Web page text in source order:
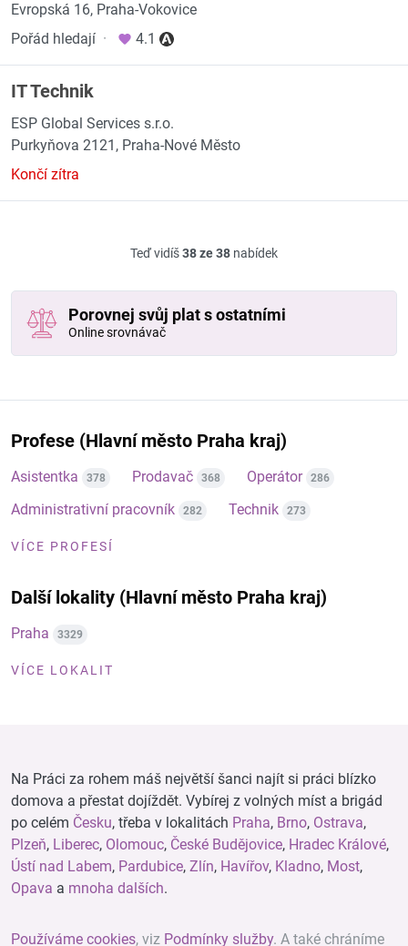
Evropská 16, Praha-Vokovice
Pořád hledají · 4.1
IT Technik
ESP Global Services s.r.o.
Purkyňova 2121, Praha-Nové Město
Končí zítra
Teď vidíš38 ze 38 nabídek
Porovnej svůj plat s ostatními
Online srovnávač
Profese (Hlavní město Praha kraj)
Asistentka 378 Prodavač 368 Operátor 286
Administrativní pracovník 282 Technik 273
VÍCE PROFESÍ
Další lokality (Hlavní město Praha kraj)
Praha 3329
VÍCE LOKALIT
Na Práci za rohem máš největší šanci najít si práci blízko
domova a přestat dojíždět. Vybírej z volných míst a brigád
po celém Česku, třeba v lokalitách Praha, Brno, Ostrava,
Plzeň, Liberec, Olomouc, České Budějovice, Hradec Králové,
Ústí nad Labem, Pardubice, Zlín, Havířov, Kladno, Most,
Opava a mnoha dalších.
Používáme cookies, viz Podmínky služby. A také chráníme